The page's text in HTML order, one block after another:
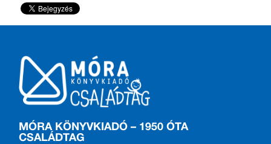
MÓRA KÖNYVKIADÓ – 1950 ÓTA
CSALÁDTAG